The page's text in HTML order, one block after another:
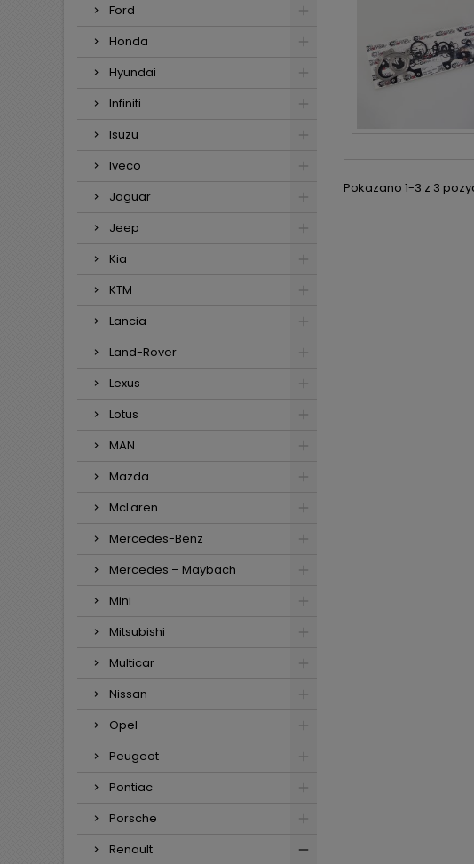
Ford
Honda
Hyundai
Infiniti
Isuzu
Iveco
Jaguar
Jeep
Kia
KTM
Lancia
Land-Rover
Lexus
Lotus
MAN
Mazda
McLaren
Mercedes-Benz
Mercedes – Maybach
Mini
Mitsubishi
Multicar
Nissan
Opel
Peugeot
Pontiac
Porsche
Renault
Pokazano 1-3 z 3